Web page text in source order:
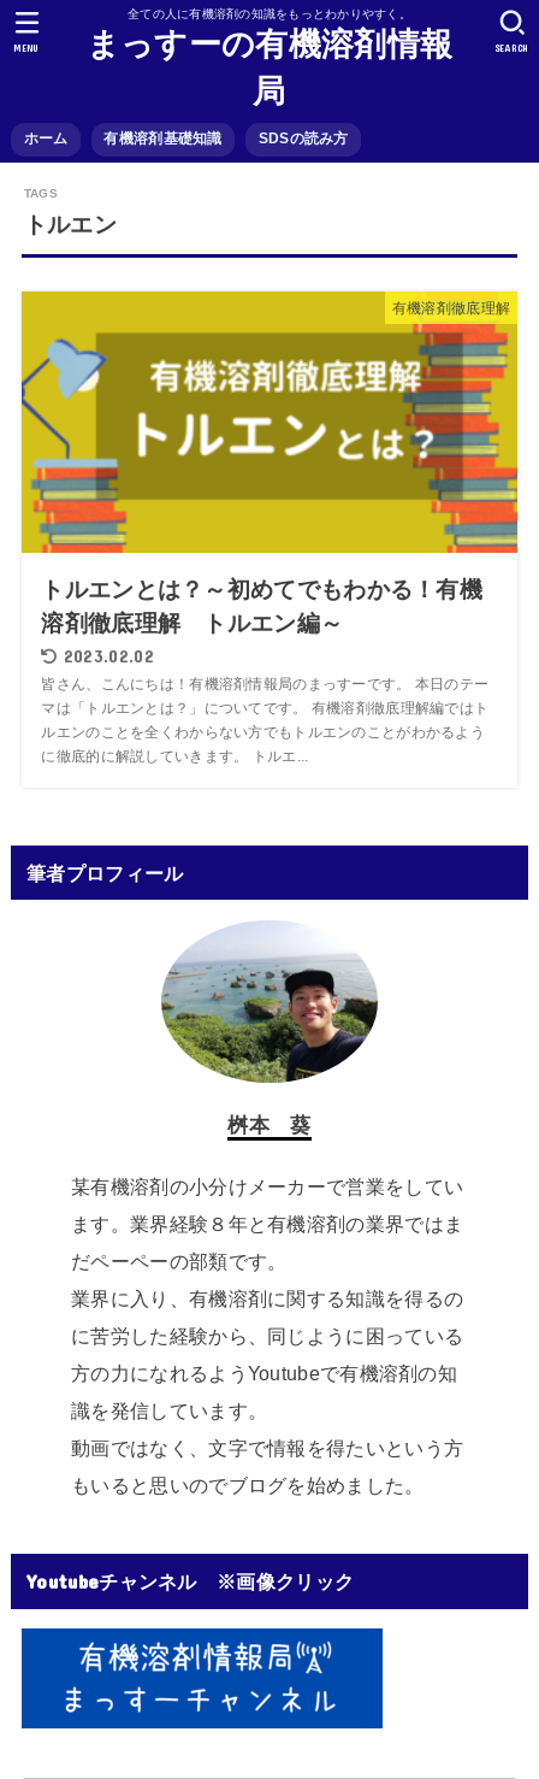
全ての人に有機溶剤の知識をもっとわかりやすく。
まっすーの有機溶剤情報
局
ホーム 有機溶剤基礎知識 SDSの読み方
SEARCH
MENU
トルエン
有機溶剤徹底理解
トルエンとは？～初めてでもわかる！有機
溶剤徹底理解 トルエン編～
2023.02.02
皆さん、こんにちは！有機溶剤情報局のまっすーです。 本日のテー
マは「トルエンとは？」についてです。 有機溶剤徹底理解編ではト
ルエンのことを全くわからない方でもトルエンのことがわかるよう
に徹底的に解説していきます。 トルエ...
筆者プロフィール
桝本 葵
某有機溶剤の小分けメーカーで営業をしてい
ます。業界経験８年と有機溶剤の業界ではま
だペーペーの部類です。
業界に入り、有機溶剤に関する知識を得るの
に苦労した経験から、同じように困っている
方の力になれるようYoutubeで有機溶剤の知
識を発信しています。
動画ではなく、文字で情報を得たいという方
もいると思いのでブログを始めました。
Youtubeチャンネル ※画像クリック